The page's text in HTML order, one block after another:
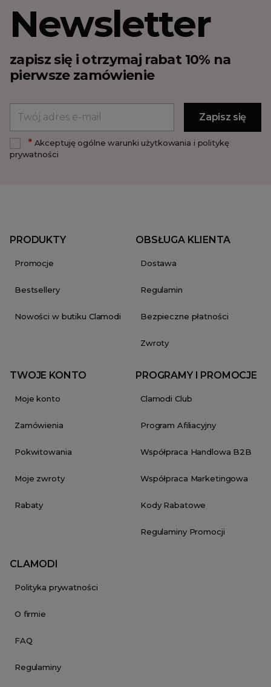
Newsletter
zapisz się i otrzymaj rabat 10% na
pierwsze zamówienie
*Akceptuję ogólne warunki użytkowania i politykę
prywatności
PRODUKTY
Promocje
Bestsellery
Nowości w butiku Clamodi
OBSŁUGA KLIENTA
Dostawa
Regulamin
Bezpieczne płatności
Zwroty
TWOJE KONTO
Moje konto
Zamówienia
Pokwitowania
Moje zwroty
Rabaty
PROGRAMY I PROMOCJE
Clamodi Club
Program Afiliacyjny
Współpraca Handlowa B2B
Współpraca Marketingowa
Kody Rabatowe
Regulaminy Promocji
CLAMODI
Polityka prywatności
O firmie
FAQ
Regulaminy